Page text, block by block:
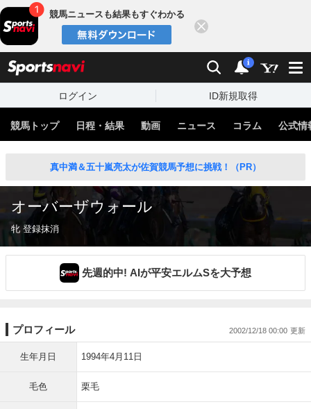
競馬ニュースも結果もすぐわかる
検索 通知
i
ログイン ID新規取得
競馬トップ 日程・結果 動画 ニュース コラム 公式情
真中満＆五十嵐亮太が佐賀競馬予想に挑戦！（PR）
オーバーザウォール
牝 登録抹消
先週的中! AIが平安エルムSを大予想
プロフィール 2002/12/18 00:00
生年月日 1994年4月11日
毛色 栗毛